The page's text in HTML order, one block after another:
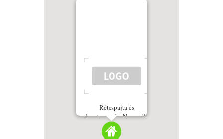
Rétespajta és
Apartmanház, Neszmély